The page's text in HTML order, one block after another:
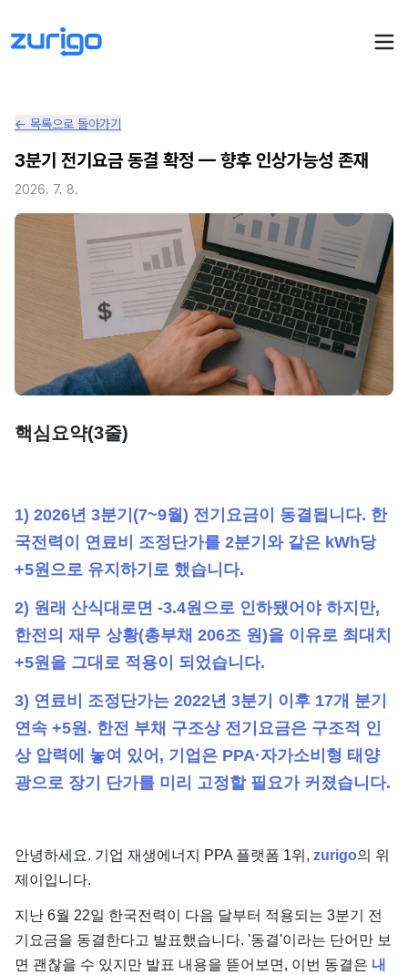
PPA 계약
수요기업 PPA 계산
발전소 PPA 계산
PPA 매칭
PPA 관리
PPA 모니터링
PPA 파트너스
전기요금 시뮬레이션 NEW
PPA 매뉴얼
PPA FAQ
AI 컨설턴트 UPDATED
PPA 플레이
인사이트
성공사례
에너지브리핑
단가
회사소개
← 목록으로 돌아가기
3분기 전기요금 동결 확정 — 향후 인상가능성 존재
2026. 7. 8.
핵심요약(3줄)
1) 2026년 3분기(7~9월) 전기요금이 동결됩니다. 한
국전력이 연료비 조정단가를 2분기와 같은 kWh당
+5원으로 유지하기로 했습니다.
2) 원래 산식대로면 -3.4원으로 인하됐어야 하지만,
한전의 재무 상황(총부채 206조 원)을 이유로 최대치
+5원을 그대로 적용이 되었습니다.
3) 연료비 조정단가는 2022년 3분기 이후 17개 분기
연속 +5원. 한전 부채 구조상 전기요금은 구조적 인
상 압력에 놓여 있어, 기업은 PPA·자가소비형 태양
광으로 장기 단가를 미리 고정할 필요가 커졌습니다.
안녕하세요. 기업 재생에너지 PPA 플랫폼 1위, zurigo의 위
제이입니다.
지난 6월 22일 한국전력이 다음 달부터 적용되는 3분기 전
기요금을 동결한다고 발표했습니다. '동결'이라는 단어만 보
면 괜찮을 수 있지만 발표 내용을 뜯어보면, 이번 동결은 내